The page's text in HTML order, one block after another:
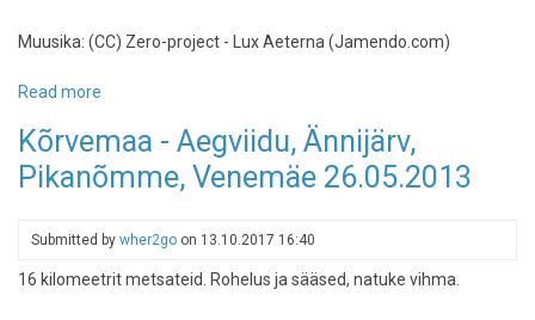
Muusika: (CC) Zero-project - Lux Aeterna (Jamendo.com)
Read more
ja
Metstoa
Omnibussiga,
10.01.2015
Kõrvemaa - Aegviidu, Ännijärv,
Pikanõmme, Venemäe 26.05.2013
Submitted by wher2go on 13.10.2017 16:40
16 kilomeetrit metsateid. Rohelus ja sääsed, natuke vihma.